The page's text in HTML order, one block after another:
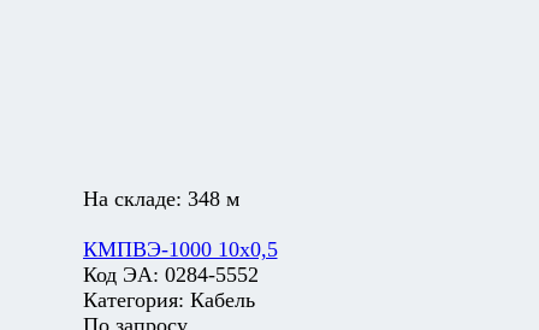
На складе: 348 м
КМПВЭ-1000 10х0,5
Код ЭА: 0284-5552
Категория: Кабель
По запросу